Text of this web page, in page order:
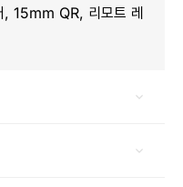
, 15mm QR, 리모트 레